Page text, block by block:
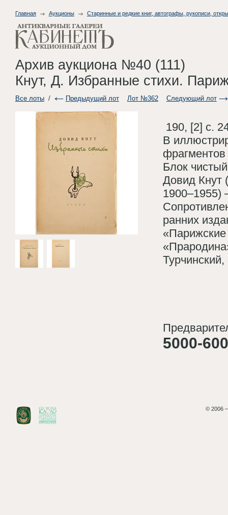
Главная Аукционы Старинные и редкие книг, автографы, рукописи,
Архив аукциона №40 (111)
Кнут, Д. Избранные стихи.
Все лоты/ Предыдущий лот Лот №362 Следующий лот
190, [2] с.
В
Блок
Довид Кнут
1900–1955)
ранних
5000-
© 2006